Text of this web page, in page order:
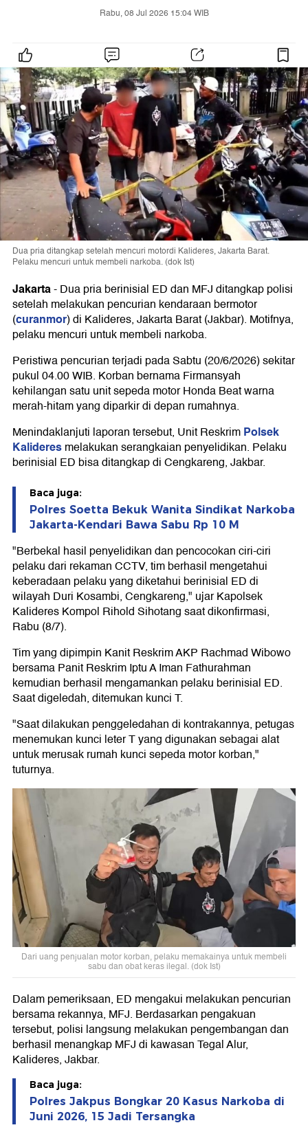
Rabu, 08 Jul 2026 15:04 WIB
Dua pria ditangkap setelah mencuri motordi Kalideres, Jakarta Barat.
Pelaku mencuri untuk membeli narkoba. (dok Ist)
Jakarta-Dua pria berinisial ED dan MFJ ditangkap polisi
setelah melakukan pencurian kendaraan bermotor
(curanmor) di Kalideres, Jakarta Barat (Jakbar). Motifnya,
pelaku mencuri untuk membeli narkoba.
Peristiwa pencurian terjadi pada Sabtu (20/6/2026) sekitar
pukul 04.00 WIB. Korban bernama Firmansyah
kehilangan satu unit sepeda motor Honda Beat warna
merah-hitam yang diparkir di depan rumahnya.
Menindaklanjuti laporan tersebut, Unit ReskrimPolsek
Kalideresmelakukan serangkaian penyelidikan. Pelaku
berinisial ED bisa ditangkap di Cengkareng, Jakbar.
Baca juga:
Polres Soetta Bekuk Wanita Sindikat Narkoba
Jakarta-Kendari Bawa Sabu Rp 10 M
"Berbekal hasil penyelidikan dan pencocokan ciri-ciri
pelaku dari rekaman CCTV, tim berhasil mengetahui
keberadaan pelaku yang diketahui berinisial ED di
wilayah Duri Kosambi, Cengkareng," ujar Kapolsek
Kalideres Kompol Rihold Sihotang saat dikonfirmasi,
Rabu (8/7).
Tim yang dipimpin Kanit Reskrim AKP Rachmad Wibowo
bersama Panit Reskrim Iptu A Iman Fathurahman
kemudian berhasil mengamankan pelaku berinisial ED.
Saat digeledah, ditemukan kunci T.
"Saat dilakukan penggeledahan di kontrakannya, petugas
menemukan kunci leter T yang digunakan sebagai alat
untuk merusak rumah kunci sepeda motor korban,"
tuturnya.
Dari uang penjualan motor korban, pelaku memakainya untuk membeli
sabu dan obat keras ilegal. (dok Ist)
Dalam pemeriksaan, ED mengakui melakukan pencurian
bersama rekannya, MFJ. Berdasarkan pengakuan
tersebut, polisi langsung melakukan pengembangan dan
berhasil menangkap MFJ di kawasan Tegal Alur,
Kalideres, Jakbar.
Baca juga:
Polres Jakpus Bongkar 20 Kasus Narkoba di
Juni 2026, 15 Jadi Tersangka